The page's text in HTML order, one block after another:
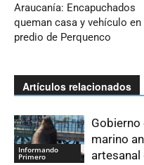
Araucanía: Encapuchados
queman casa y vehículo en
predio de Perquenco
Artículos relacionados
Informando
Primero
Gobierno
marino
artesanal